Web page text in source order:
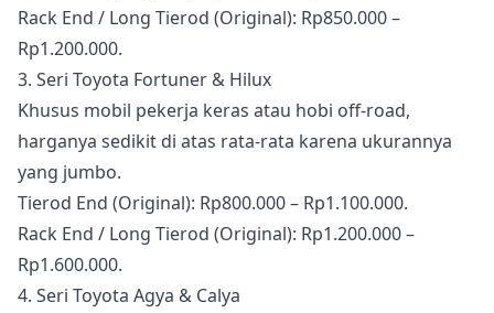
Rack End / Long Tierod (Original): Rp850.000 –
Rp1.200.000.
3. Seri Toyota Fortuner & Hilux
Khusus mobil pekerja keras atau hobi off-road,
harganya sedikit di atas rata-rata karena ukurannya
yang jumbo.
Tierod End (Original): Rp800.000 – Rp1.100.000.
Rack End / Long Tierod (Original): Rp1.200.000 –
Rp1.600.000.
4. Seri Toyota Agya & Calya